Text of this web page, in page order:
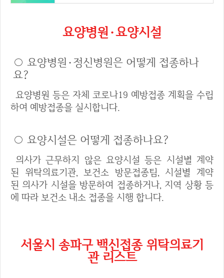
요양병원·요양시설
○ 요양병원·정신병원은 어떻게 접종하나
요?
요양병원 등은 자체 코로나19 예방접종 계획을 수립
하여 예방접종을 실시합니다.
○ 요양시설은 어떻게 접종하나요?
의사가 근무하지 않은 요양시설 등은 시설별 계약
된 위탁의료기관, 보건소 방문접종팀, 시설별 계약
된 의사가 시설을 방문하여 접종하거나, 지역 상황 등
에 따라 보건소 내소 접종을 시행 합니다.
서울시 송파구 백신접종 위탁의료기
관 리스트